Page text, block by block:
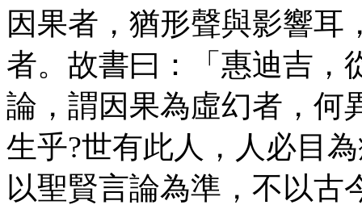
因果者，猶形聲與影響耳
者。故書曰：「惠迪吉，
論，謂因果為虛幻者，何
生乎?世有此人，人必目
以聖賢言論為準，不以古